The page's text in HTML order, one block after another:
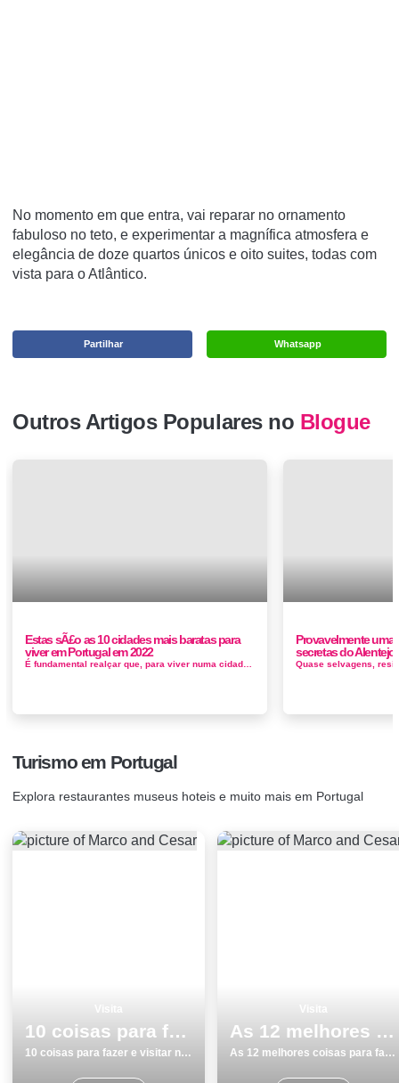
No momento em que entra, vai reparar no ornamento
fabuloso no teto, e experimentar a magnífica atmosfera e
elegância de doze quartos únicos e oito suites, todas com
vista para o Atlântico.
Whatsapp
Partilhar
Outros Artigos Populares no Blogue
Estas sÃ£o as 10 cidades mais baratas para
viver em Portugal em 2022
Provavelmente uma
secretas do Alentejo
Turismo em Portugal
Explora restaurantes museus hoteis e muito mais em Portugal
10 coisas para fazer e visitar no inverno em SetÃºbal
10 coisas para fazer e visitar no inverno em SetÃºbal
As 12 melhores coisas para fazer no inverno em SetÃºbal
As 12 melhores coisas para fazer no inverno em SetÃºbal